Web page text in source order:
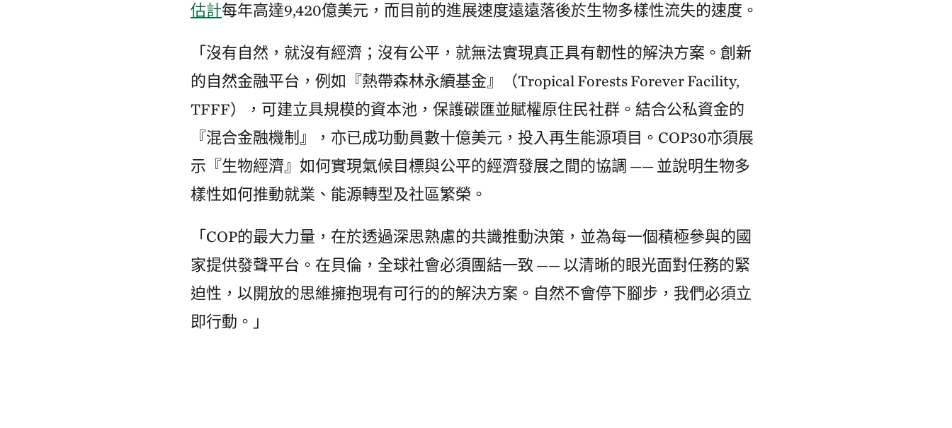
估計每年高達9,420億美元，而目前的進展速度遠遠落後於生物多樣性流失的速度。
「沒有自然，就沒有經濟；沒有公平，就無法實現真正具有韌性的解決方案。創新
的自然金融平台，例如『熱帶森林永續基金』（Tropical Forests Forever Facility,
TFFF），可建立具規模的資本池，保護碳匯並賦權原住民社群。結合公私資金的
『混合金融機制』，亦已成功動員數十億美元，投入再生能源項目。COP30亦須展
示『生物經濟』如何實現氣候目標與公平的經濟發展之間的協調 —— 並說明生物多
樣性如何推動就業、能源轉型及社區繁榮。
「COP的最大力量，在於透過深思熟慮的共識推動決策，並為每一個積極參與的國
家提供發聲平台。在貝倫，全球社會必須團結一致 —— 以清晰的眼光面對任務的緊
迫性，以開放的思維擁抱現有可行的的解決方案。自然不會停下腳步，我們必須立
即行動。」